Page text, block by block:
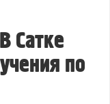
Сатке
по